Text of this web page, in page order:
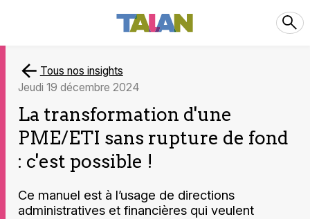
Tous nos insights
jeudi 19 décembre 2024
La transformation d'une
PME/ETI sans rupture de fond
: c'est possible !
Ce manuel est à l’usage de directions
administratives et financières qui veulent